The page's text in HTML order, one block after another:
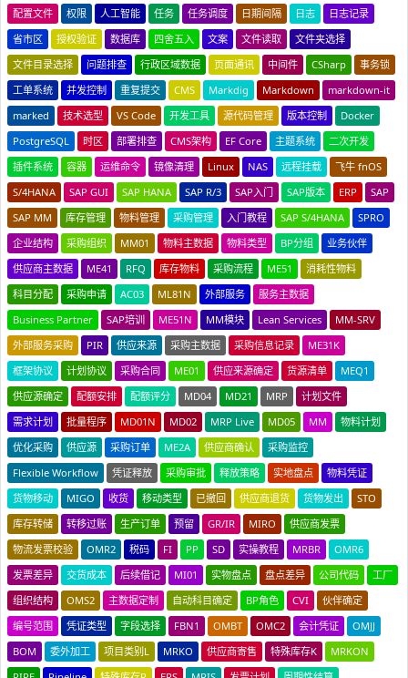
配置文件
权限 人工智能 任务 任务调度 日期间隔 日志
日志记录
省市区
授权验证 数据库 四舍五入 文案 文件读取
文件夹选择
文件目录选择
问题排查 行政区域数据 页面通讯 中间件 CSharp
事务锁
工单系统
并发控制 重复提交 CMS Markdig Markdown
markdown-it
marked
技术选型 VS Code 开发工具 源代码管理 版本控制
Docker
PostgreSQL
时区 部署排查 CMS架构 EF Core 主题系统
二次开发
插件系统
容器 运维命令 镜像清理 Linux NAS 远程挂载
飞牛 fnOS
S/4HANA
SAP GUI SAP HANA SAP R/3 SAP入门 SAP版本 ERP
SAP
SAP MM
库存管理 物料管理 采购管理 入门教程 SAP S/4HANA
SPRO
企业结构
采购组织 MM01 物料主数据 物料类型 BP分组
业务伙伴
供应商主数据
ME41 RFQ 库存物料 采购流程 ME51
消耗性物料
科目分配
采购申请 AC03 ML81N 外部服务
服务主数据
Business Partner
SAP培训 ME51N MM模块 Lean Services
MM-SRV
外部服务采购
PIR 供应来源 采购主数据 采购信息记录
ME31K
框架协议
计划协议 采购合同 ME01 供应来源确定 货源清单
MEQ1
供应源确定
配额安排 配额评分 MD04 MD21 MRP
计划文件
需求计划
批量程序 MD01N MD02 MRP Live MD05 MM
物料计划
优化采购
供应源 采购订单 ME2A 供应商确认
采购监控
Flexible Workflow
凭证释放 采购审批 释放策略 实地盘点
物料凭证
货物移动
MIGO 收货 移动类型 已撤回 供应商退货 货物发出
STO
库存转储
转移过账 生产订单 预留 GR/IR MIRO
供应商发票
物流发票校验
OMR2 税码 FI PP SD 实操教程 MRBR
OMR6
发票差异
交货成本 后续借记 MI01 实物盘点 盘点差异 公司代码
工厂
组织结构
OMS2 主数据定制 自动科目确定 BP角色 CVI
伙伴确定
编号范围
凭证类型 字段选择 FBN1 OMBT OMC2 会计凭证
OMJJ
BOM
委外加工 项目类别L MRKO 供应商寄售 特殊库存K
MRKON